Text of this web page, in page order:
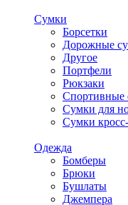
Сумки
Борсетки
Дорожные
Другое
Портфели
Рюкзаки
Спортивные
Сумки для
Сумки
Одежда
Бомберы
Брюки
Бушлаты
Джемпера